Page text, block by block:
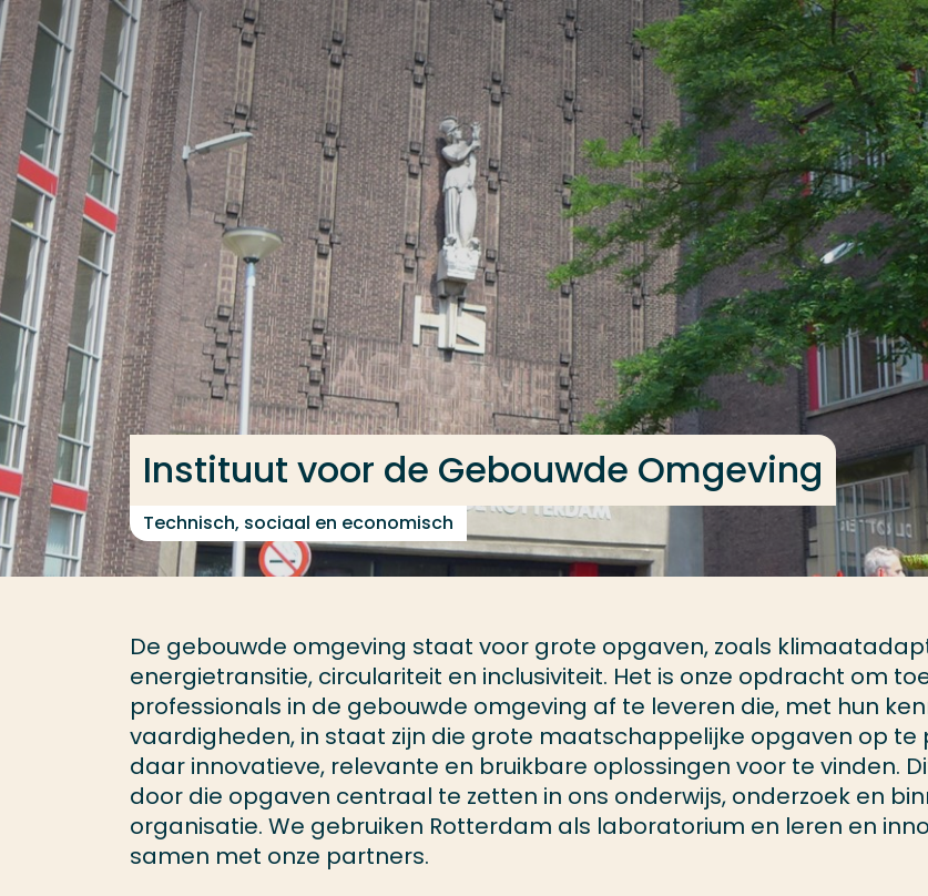
Ga direct naar de content
Instituut voor de Gebouwde Omgeving
Technisch, sociaal en economisch
De gebouwde omgeving staat voor grote opgaven, zoals
energietransitie, circulariteit en inclusiviteit. Het is onze opdracht om
professionals in de gebouwde omgeving af te leveren die, met hun
vaardigheden, in staat zijn die grote maatschappelijke opgaven op te
daar innovatieve, relevante en bruikbare oplossingen voor te vinden.
door die opgaven centraal te zetten in ons onderwijs, onderzoek en
organisatie. We gebruiken Rotterdam als laboratorium en leren en
samen met onze partners.
Veel gezocht
Opleiding
Contact